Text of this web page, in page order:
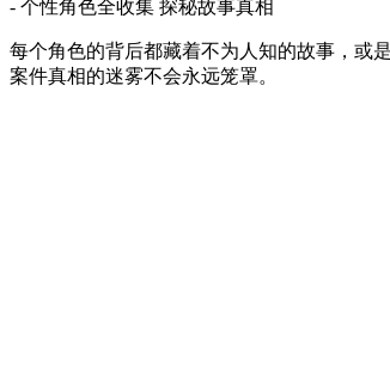
- 个性角色全收集 探秘故事真相
每个角色的背后都藏着不为人知的故事，或
案件真相的迷雾不会永远笼罩。